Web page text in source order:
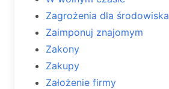
Zagrożenia dla środowiska
Zaimponuj znajomym
Zakony
Zakupy
Założenie firmy